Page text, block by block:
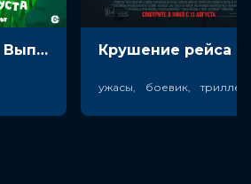
МУЛЬТ в кино. Выпуск №198. Некогда скучать (0+)
ужасы, боевик, триллер